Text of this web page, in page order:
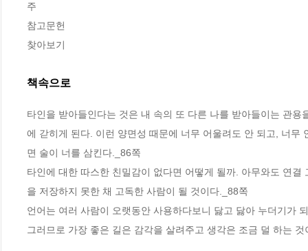
주
참고문헌
찾아보기
책속으로
타인을 받아들인다는 것은 내 속의 또 다른 나를 받아들이는 관
에 갇히게 된다. 이런 양면성 때문에 너무 어울려도 안 되고, 너
면 술이 너를 삼킨다._86쪽
타인에 대한 따스한 친밀감이 없다면 어떻게 될까. 아무와도 연
을 저장하지 못한 채 고독한 사람이 될 것이다._88쪽
언어는 여러 사람이 오랫동안 사용하다보니 닳고 닳아 누더기가
그러므로 가장 좋은 길은 감각을 살려주고 생각은 조금 덜 하는